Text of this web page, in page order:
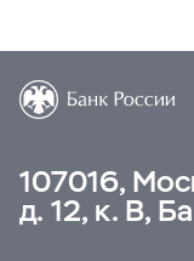
107016,
д. 12, к. В,